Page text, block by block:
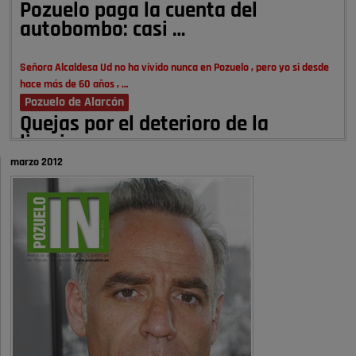
Pozuelo paga la cuenta del
autobombo: casi …
Señora Alcaldesa Ud no ha vivido nunca en Pozuelo , pero yo si desde
hace más de 60 años , …
Pozuelo de Alarcón
Quejas por el deterioro de la
limpieza …
A ver si es posible que haya vivienda para familias con hijos y no
solamente jóvenes que no es tan …
Pozuelo de Alarcón
Pozuelo desbloquea
definitivamente Huerta Grande: las
obras …
Donde pueden inscribirse las personas empadronados en Pozuelo para
la vivienda asequible .
Pozuelo de Alarcón
marzo 2012